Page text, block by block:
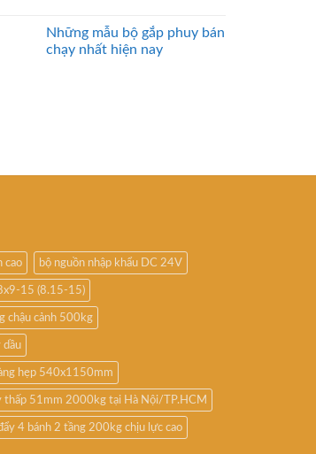
Những mẫu bộ gắp phuy bán
chạy nhất hiện nay
cao bộ nguồn nhập khẩu DC 24V
15 (8.15-15)
chậu cảnh 500kg
dầu
hẹp 540x1150mm
thấp 51mm 2000kg tại Hà Nội/TP.HCM
4 bánh 2 tầng 200kg chịu lực cao